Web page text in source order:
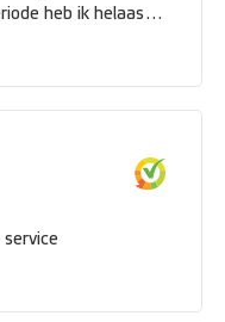
heb ik helaas
De reactie van
Bij het
alles soepel en
gecommuniceerd.
aan. Kortom:
en inname
echt wat ze